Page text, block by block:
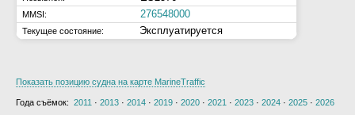
MMSI: 276548000
Текущее состояние: Эксплуатируется
Показать позицию судна на карте MarineTraffic
Года съёмок: 2011 · 2013 · 2014 · 2019 · 2020 · 2021 · 2023 · 2024 · 2025 · 2026